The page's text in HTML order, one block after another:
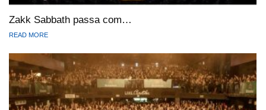
Zakk Sabbath passa com…
READ MORE